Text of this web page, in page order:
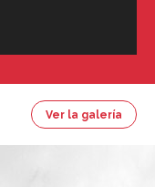
Ver la galería